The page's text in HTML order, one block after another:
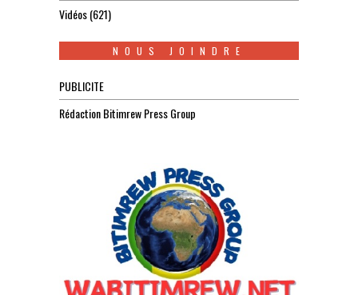
Vidéos(621)
NOUS JOINDRE
PUBLICITE
Rédaction Bitimrew Press Group